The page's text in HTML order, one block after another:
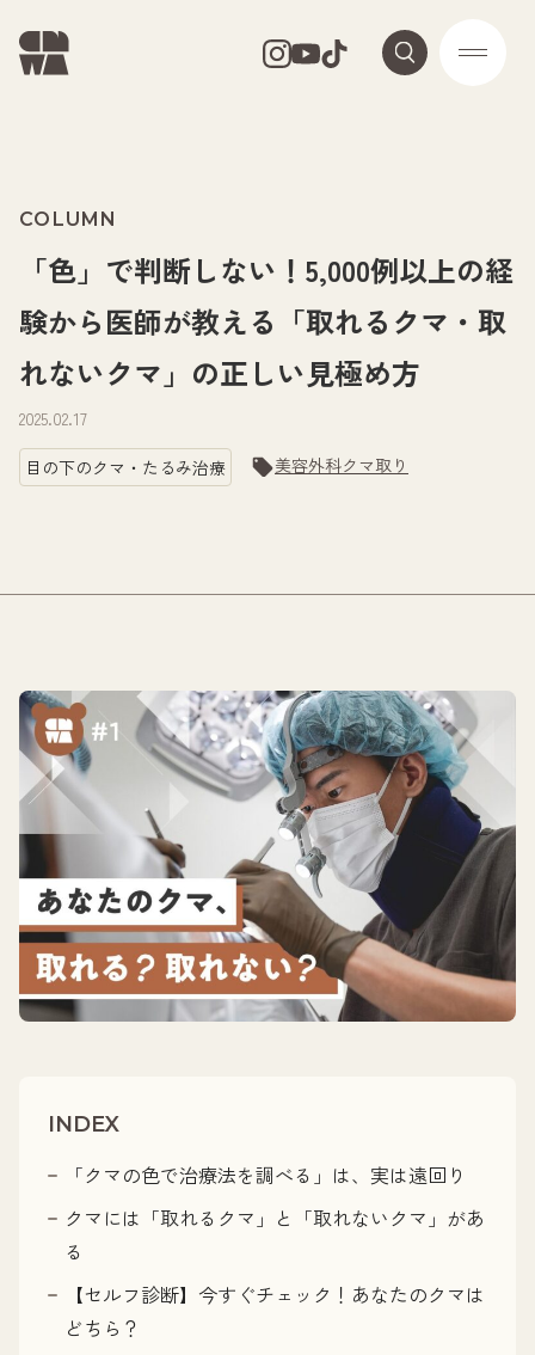
COLUMN
「色」で判断しない！5,000例以上の経
験から医師が教える「取れるクマ・取
れないクマ」の正しい見極め方
2025.02.17
目の下のクマ・たるみ治療 美容外科クマ取り
INDEX
「クマの色で治療法を調べる」は、実は遠回り
クマには「取れるクマ」と「取れないクマ」があ
る
【セルフ診断】今すぐチェック！あなたのクマは
どちら？